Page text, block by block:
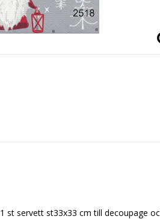
1 st servett st33x33 cm till decoupage